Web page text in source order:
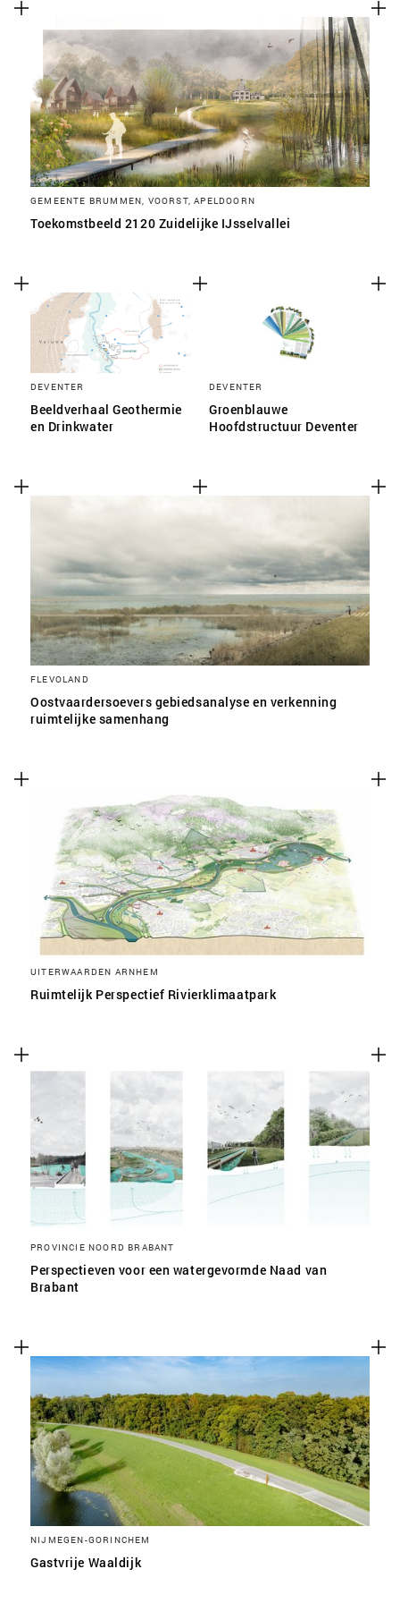
GEMEENTE BRUMMEN, VOORST, APELDOORN
Toekomstbeeld 2120 Zuidelijke IJsselvallei
DEVENTER
Beeldverhaal Geothermie
en Drinkwater
DEVENTER
Groenblauwe
Hoofdstructuur Deventer
FLEVOLAND
Oostvaardersoevers gebiedsanalyse en verkenning
ruimtelijke samenhang
UITERWAARDEN ARNHEM
Ruimtelijk Perspectief Rivierklimaatpark
PROVINCIE NOORD BRABANT
Perspectieven voor een watergevormde Naad van
Brabant
NIJMEGEN-GORINCHEM
Gastvrije Waaldijk
SLA VOORKEUREN OP